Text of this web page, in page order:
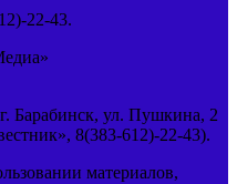
22-43.
Барабинск, ул. Пушкина, 2
8(383-612)-22-43).
материалов,